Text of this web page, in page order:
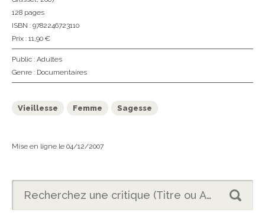
128 pages
ISBN : 9782246723110
Prix : 11,90 €
Public : Adultes
Genre : Documentaires
Vieillesse Femme Sagesse
Mise en ligne le 04/12/2007